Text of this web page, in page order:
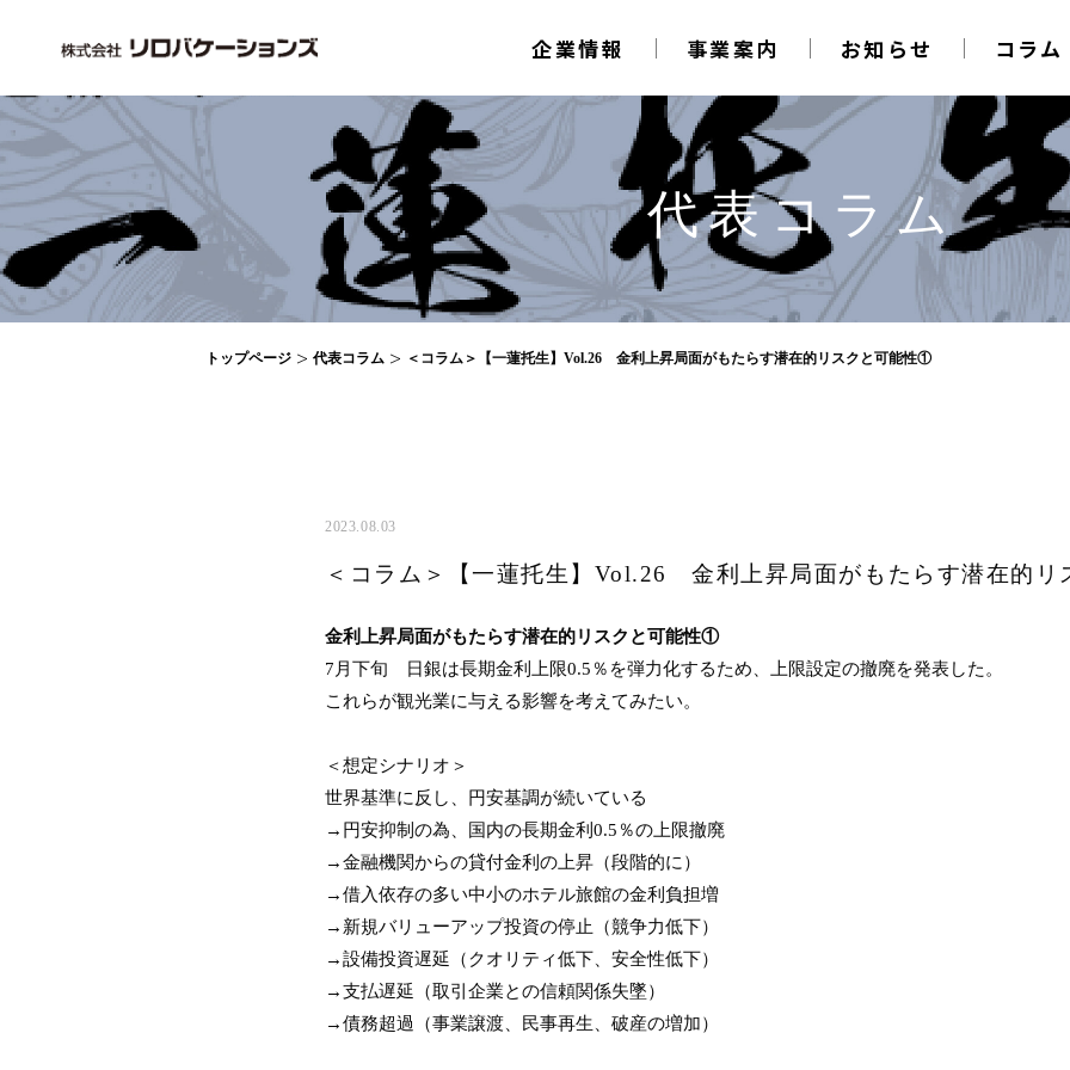
企業情報 事業案内 お知らせ コラム
代表コラム
トップページ 代表コラム ＜コラム＞【一蓮托生】Vol.26 金利上昇局面がもたらす潜在的リスクと可能性①
2023.08.03
＜コラム＞【一蓮托生】Vol.26 金利上昇局面がもたらす潜在的
金利上昇局面がもたらす潜在的リスクと可能性①
7月下旬 日銀は長期金利上限0.5％を弾力化するため、上限設定の撤廃を発表した。
これらが観光業に与える影響を考えてみたい。
＜想定シナリオ＞
世界基準に反し、円安基調が続いている
→円安抑制の為、国内の長期金利0.5％の上限撤廃
→金融機関からの貸付金利の上昇（段階的に）
→借入依存の多い中小のホテル旅館の金利負担増
→新規バリューアップ投資の停止（競争力低下）
→設備投資遅延（クオリティ低下、安全性低下）
→支払遅延（取引企業との信頼関係失墜）
→債務超過（事業譲渡、民事再生、破産の増加）